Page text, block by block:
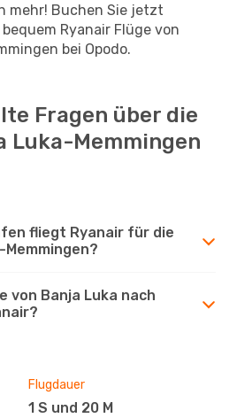
mehr! Buchen Sie jetzt
Ryanair Flüge von
bei Opodo.
Fragen über die
Luka-Memmingen
fliegt Ryanair für die
von Banja Luka nach
Flugdauer
1 S und 20 M